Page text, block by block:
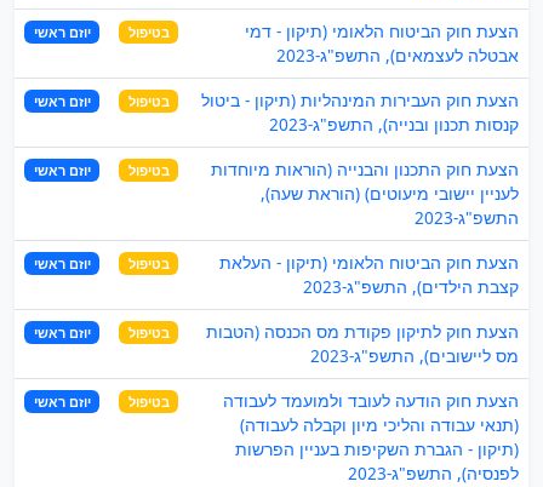
הצעת חוק הביטוח הלאומי (תיקון - דמי
אבטלה לעצמאים), התשפ"ג-2023
בטיפול יוזם ראשי
הצעת חוק העבירות המינהליות (תיקון - ביטול
קנסות תכנון ובנייה), התשפ"ג-2023
בטיפול יוזם ראשי
הצעת חוק התכנון והבנייה (הוראות מיוחדות
לעניין יישובי מיעוטים) (הוראת שעה),
התשפ"ג-2023
בטיפול יוזם ראשי
הצעת חוק הביטוח הלאומי (תיקון - העלאת
קצבת הילדים), התשפ"ג-2023
בטיפול יוזם ראשי
הצעת חוק לתיקון פקודת מס הכנסה (הטבות
מס ליישובים), התשפ"ג-2023
בטיפול יוזם ראשי
הצעת חוק הודעה לעובד ולמועמד לעבודה
(תנאי עבודה והליכי מיון וקבלה לעבודה)
(תיקון - הגברת השקיפות בעניין הפרשות
לפנסיה), התשפ"ג-2023
בטיפול יוזם ראשי